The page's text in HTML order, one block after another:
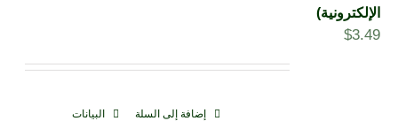
الإلكترونية)
$3.49
إضافة إلى السلة البيانات